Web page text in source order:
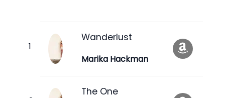
Wanderlust
Marika Hackman
The One